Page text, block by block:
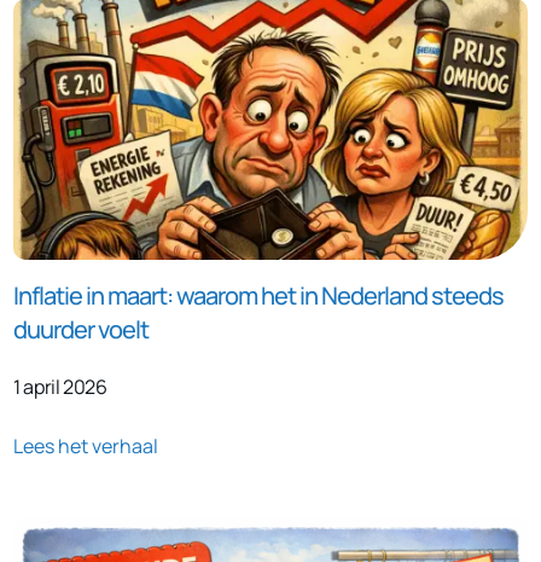
Inflatie in maart: waarom het in Nederland steeds
duurder voelt
1 april 2026
Lees het verhaal